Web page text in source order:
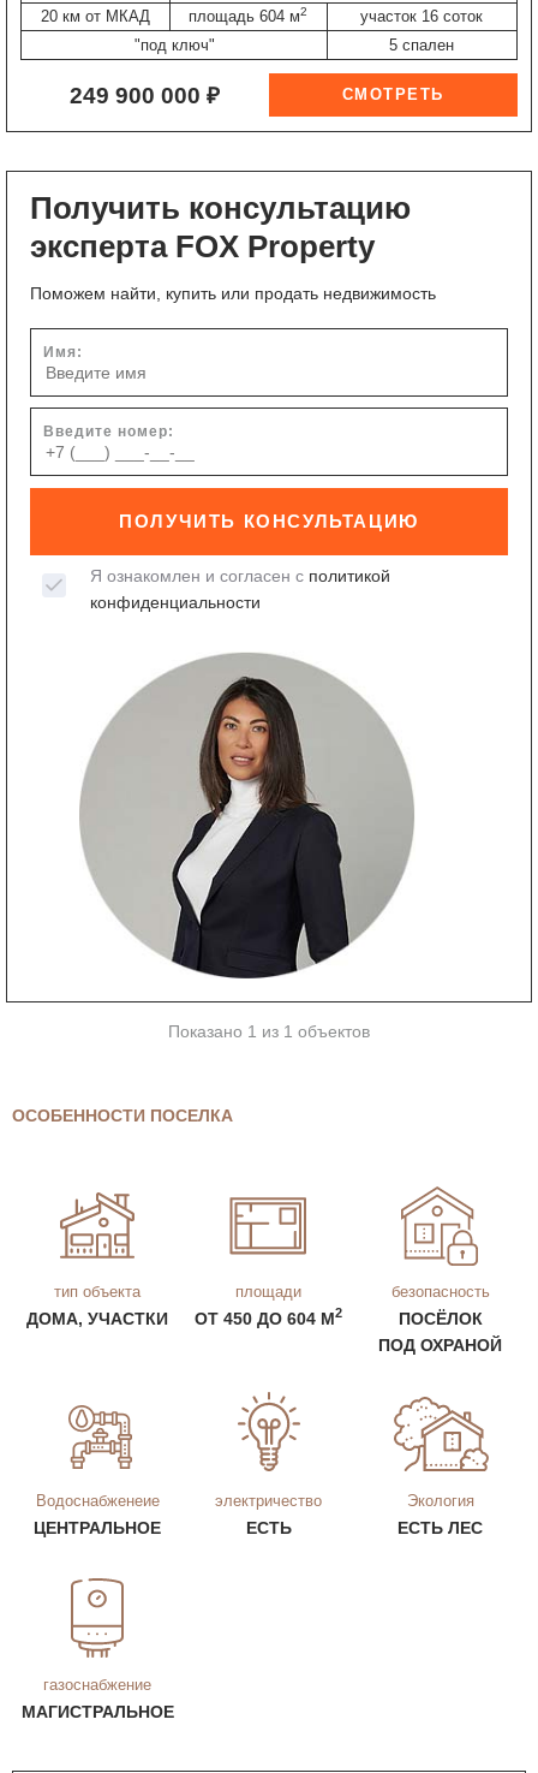
20 км от МКАД
площадь 604 м2
участок 16 соток
"под ключ"
5 спален
249 900 000 ₽
Получить консультацию
эксперта FOX Property
Поможем найти, купить или продать недвижимость
Имя:
Введите номер:
ПОЛУЧИТЬ КОНСУЛЬТАЦИЮ
Я ознакомлен и согласен с политикой
конфиденциальности
Показано 1 из 1 объектов
ОСОБЕННОСТИ ПОСЕЛКА
тип объекта
ДОМА, УЧАСТКИ
площади
ОТ 450 ДО 604 М2
безопасность
ПОСЁЛОК
ПОД ОХРАНОЙ
Водоснабженеие
ЦЕНТРАЛЬНОЕ
электричество
ЕСТЬ
Экология
ЕСТЬ ЛЕС
газоснабжение
МАГИСТРАЛЬНОЕ